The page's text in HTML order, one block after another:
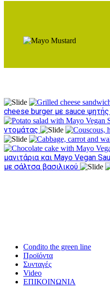
cheese burger με sauce ψητής
ντομάτας
μανιτάρια και Mayo Vegan
με σάλτσα βασιλικού
Condito the green line
Προϊόντα
Συνταγές
Video
ΕΠΙΚΟΙΝΩΝΙΑ